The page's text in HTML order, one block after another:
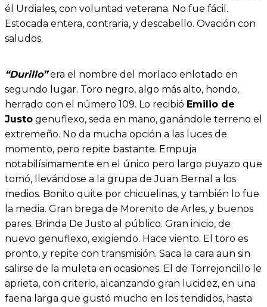
él Urdiales, con voluntad veterana. No fue fácil.
Estocada entera, contraria, y descabello. Ovación con
saludos.
“Durillo”era el nombre del morlaco enlotado en
segundo lugar. Toro negro, algo más alto, hondo,
herrado con el número 109. Lo recibió Emilio de
Justo genuflexo, seda en mano, ganándole terreno el
extremeño. No da mucha opción a las luces de
momento, pero repite bastante. Empuja
notabilísimamente en el único pero largo puyazo que
tomó, llevándose a la grupa de Juan Bernal a los
medios. Bonito quite por chicuelinas, y también lo fue
la media. Gran brega de Morenito de Arles, y buenos
pares. Brinda De Justo al público. Gran inicio, de
nuevo genuflexo, exigiendo. Hace viento. El toro es
pronto, y repite con transmisión. Saca la cara aun sin
salirse de la muleta en ocasiones. El de Torrejoncillo le
aprieta, con criterio, alcanzando gran lucidez, en una
faena larga que gustó mucho en los tendidos, hasta